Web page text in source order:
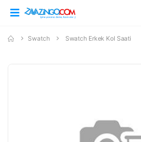
Swatch Swatch Erkek Kol Saati